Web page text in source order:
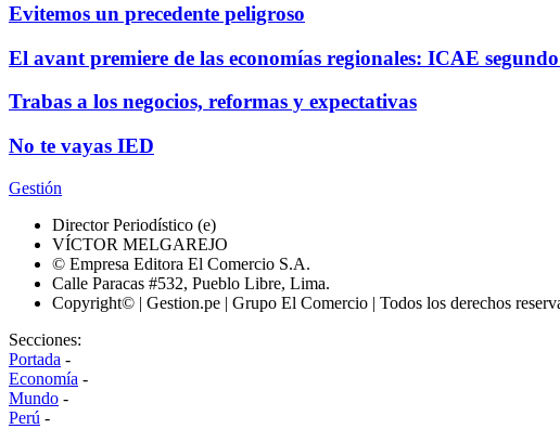
Evitemos un precedente peligroso
El avant premiere de las economías regionales: ICAE
Trabas a los negocios, reformas y expectativas
No te vayas IED
Gestión
Director Periodístico (e)
VÍCTOR MELGAREJO
© Empresa Editora El Comercio S.A.
Calle Paracas #532, Pueblo Libre, Lima.
Copyright© | Gestion.pe | Grupo El Comercio | Todos los derechos
Secciones:
Portada -
Economía -
Mundo -
Perú -